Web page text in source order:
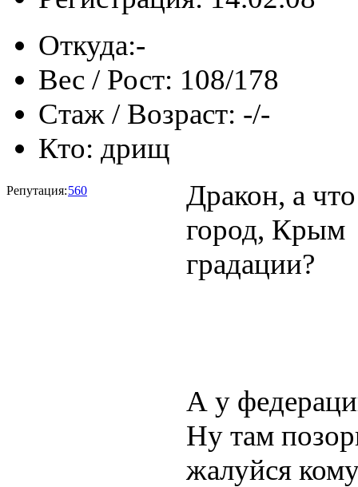
Откуда:-
Вес / Рост: 108/178
Стаж / Возраст: -/-
Кто: дрищ
Репутация:560
Дракон, а
город, Крым
градации?
А у
Ну там
жалуйся